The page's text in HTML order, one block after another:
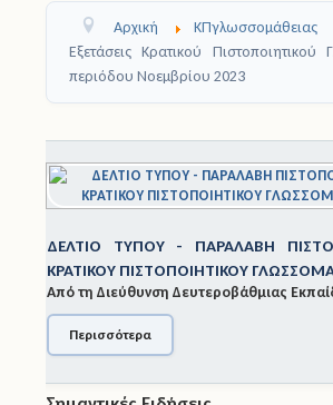
Σχολικές Μονάδες
Μαθητές
Σχολικές Εκδρομές
Νομοθεσία
Άδειες
Έντυπα
Πολιτική Προστασία
Αρχική
ΚΠγλωσσομάθειας
Εξετάσεις Κρατικού Πιστοποιητικού
περιόδου Νοεμβρίου 2023
1 2 3 4 5 6 7 8 9
...
ΕΞΕΤΆΣΕΙΣ
ΓΛΩΣΣΟΜΆΘΕΙΑΣ
Από τη Διεύθυνση
Καστορ...
Περισσότερα